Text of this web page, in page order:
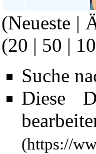
(Neueste |
(20 | 50 |
Suche
Diese